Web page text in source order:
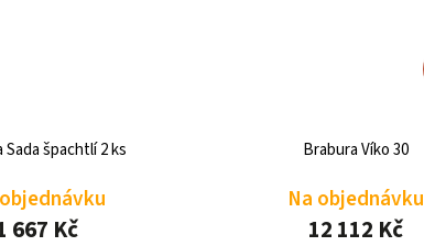
Víko 30
112 Kč
Brabura Matný kryt 30
Na objednávku
6 040 Kč